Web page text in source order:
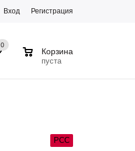
Вход Регистрация
0
Корзина
пуста
РСС